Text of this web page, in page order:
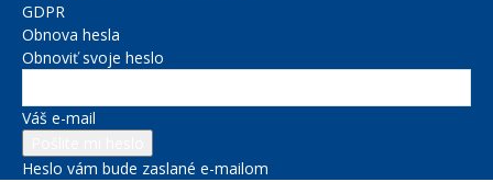
GDPR
Obnova hesla
Obnoviť svoje heslo
Váš e-mail
Heslo vám bude zaslané e-mailom